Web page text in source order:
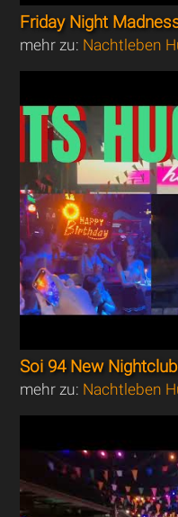
Friday Night
mehr zu: Nachtleben
Soi 94 New
mehr zu: Nachtleben